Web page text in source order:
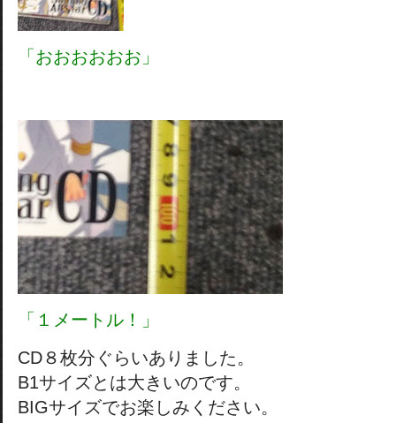
「おおおおおお」
「１メートル！」
CD８枚分ぐらいありました。
B1サイズとは大きいのです。
BIGサイズでお楽しみください。